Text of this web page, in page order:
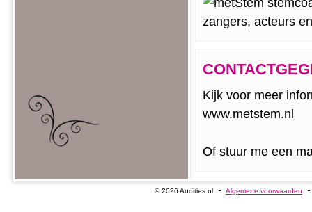
Kijk voor meer
www.metstem.nl
Of stuur me een
© 2026 Audities.nl Algemene voorwaarden